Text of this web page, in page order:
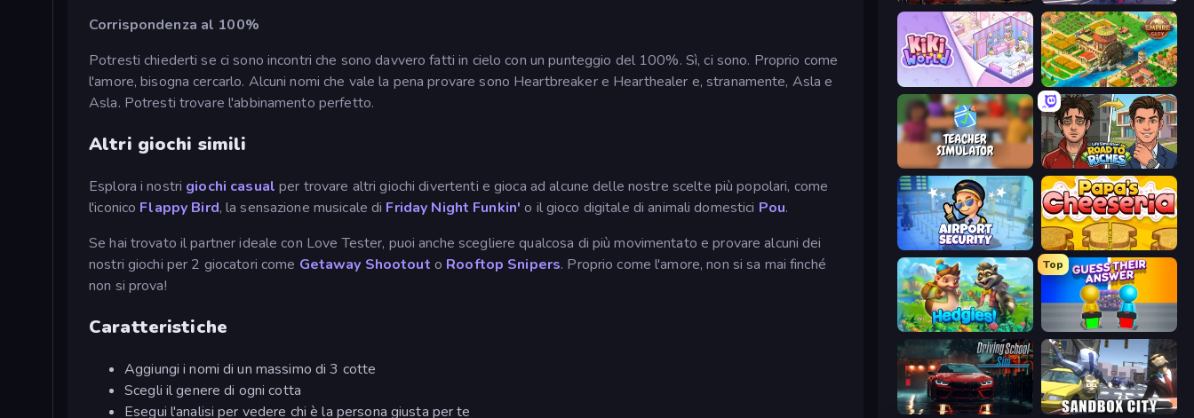
Corrispondenza al 100%
Potresti chiederti se ci sono incontri che sono davvero fatti in cielo con un punteggio del 100%. Sì, ci sono. Proprio come
l'amore, bisogna cercarlo. Alcuni nomi che vale la pena provare sono Heartbreaker e Hearthealer e, stranamente, Asla e
Asla. Potresti trovare l'abbinamento perfetto.
Altri giochi simili
Esplora i nostri giochi casual per trovare altri giochi divertenti e gioca ad alcune delle nostre scelte più popolari, come
l'iconico Flappy Bird, la sensazione musicale di Friday Night Funkin' o il gioco digitale di animali domestici Pou.
Se hai trovato il partner ideale con Love Tester, puoi anche scegliere qualcosa di più movimentato e provare alcuni dei
nostri giochi per 2 giocatori come Getaway Shootout o Rooftop Snipers. Proprio come l'amore, non si sa mai finché
non si prova!
Caratteristiche
Aggiungi i nomi di un massimo di 3 cotte
Scegli il genere di ogni cotta
Esegui l'analisi per vedere chi è la persona giusta per te
KiKi World Empire City
Teacher Simulator Life Simulator: Road to Riches
Airport Security Papa's Cheeseria
Hedgies
Top
Guess Their Answer
Driving School Simulator Sandbox City